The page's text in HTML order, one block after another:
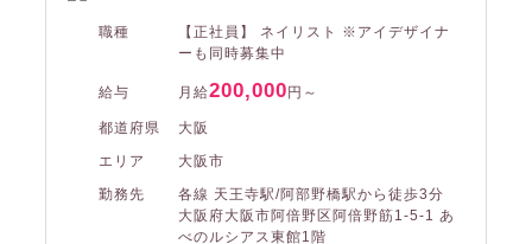
職種
【正社員】 ネイリスト ※アイデザイナ
ーも同時募集中
給与 月給200,000円～
都道府県
大阪
エリア
大阪市
勤務先
各線 天王寺駅/阿部野橋駅から徒歩3分
大阪府大阪市阿倍野区阿倍野筋1-5-1 あ
べのルシアス東館1階